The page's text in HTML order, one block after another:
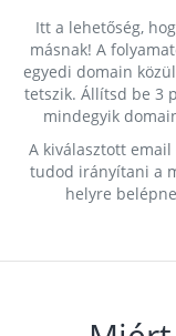
Itt a lehetőség,
másnak! A
egyedi domain
tetszik. Állítsd be 3
mindegyik
A kiválasztott
tudod irányítani a
helyre